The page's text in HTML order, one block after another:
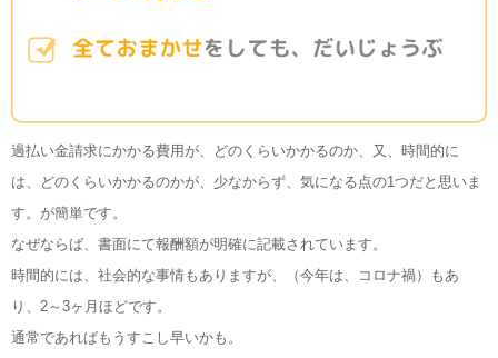
過払い金請求にかかる費用が、どのくらいかかるのか、又、時間的に
は、どのくらいかかるのかが、少なからず、気になる点の1つだと思いま
す。が簡単です。
なぜならば、書面にて報酬額が明確に記載されています。
時間的には、社会的な事情もありますが、（今年は、コロナ禍）もあ
り、2～3ヶ月ほどです。
通常であればもうすこし早いかも。